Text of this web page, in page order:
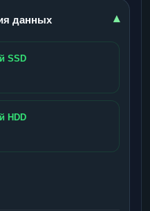
данных ▾
SSD
HDD